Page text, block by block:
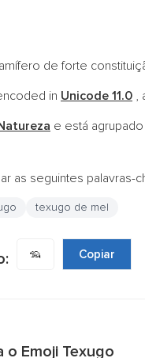
de forte
in Unicode 11.0 ,
e está
as seguintes palavras-
texugo de mel
🦡 Copiar
Emoji Texugo